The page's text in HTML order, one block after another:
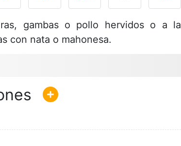
gambas o pollo hervidos o a la
con nata o mahonesa.